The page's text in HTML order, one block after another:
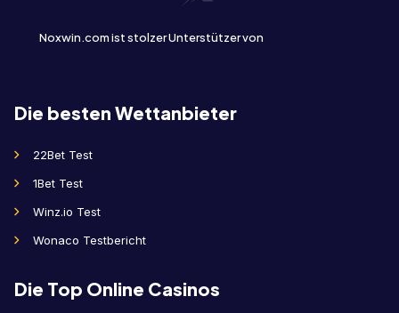
Die besten Wettanbieter
22Bet Test
1Bet Test
Winz.io Test
Wonaco Testbericht
Noxwin.com ist stolzer Unterstützer von
Die Top Online Casinos